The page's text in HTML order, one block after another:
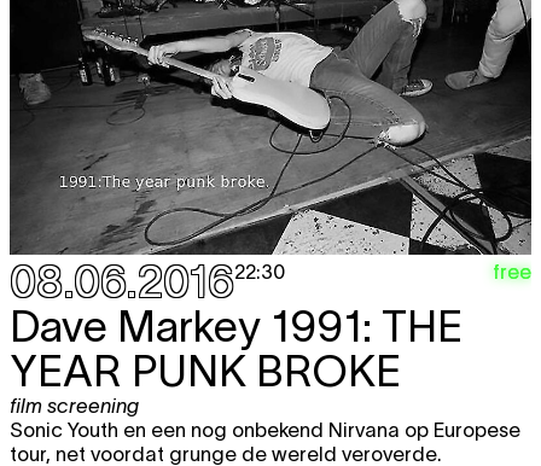
08.06.201622:30 free
Dave Markey 1991: THE
YEAR PUNK BROKE
film screening
Sonic Youth en een nog onbekend Nirvana op Europese
tour, net voordat grunge de wereld veroverde.